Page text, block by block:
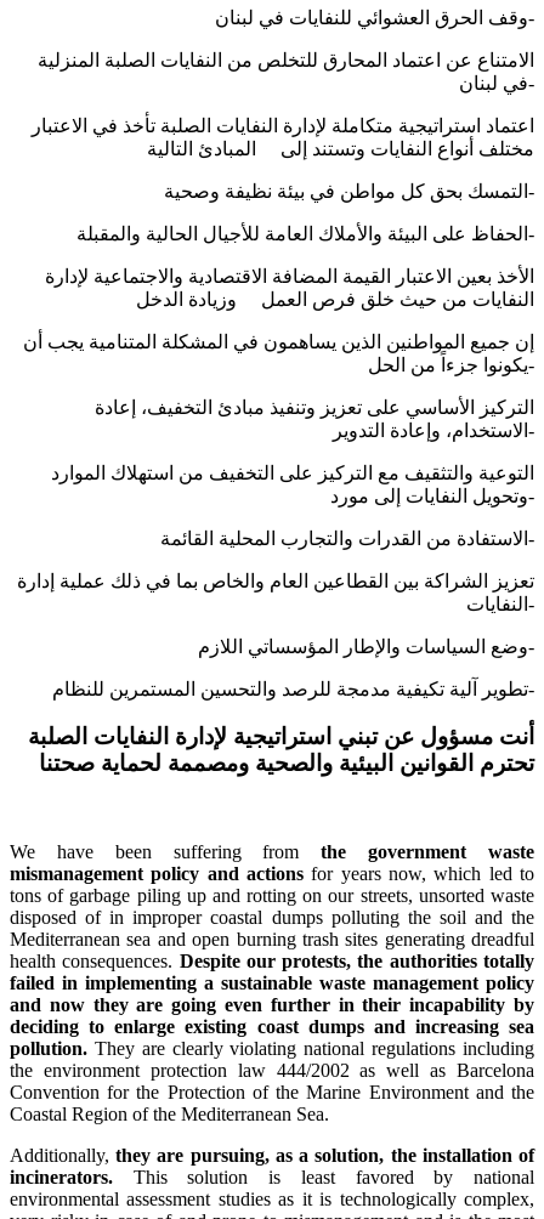
وقف الحرق العشوائي للنفايات في لبنان-
الامتناع عن اعتماد المحارق للتخلص من النفايات الصلبة المنزلية
في لبنان-
مختلف أنواع النفايات وتستند إلى المبادئ التالية
التمسك بحق كل مواطن في بيئة نظيفة وصحية-
الحفاظ على البيئة والأملاك العامة للأجيال الحالية والمقبلة-
النفايات من حيث خلق فرص العمل وزيادة الدخل
يكونوا جزءاً من الحل-
الاستخدام، وإعادة التدوير-
التوعية والتثقيف مع التركيز على التخفيف من استهلاك الموارد
وتحويل النفايات إلى مورد-
الاستفادة من القدرات والتجارب المحلية القائمة-
النفايات-
وضع السیاسات والإطار المؤسساتي اللازم-
تطوير آلية تكيفية مدمجة للرصد والتحسين المستمرين للنظام-
أنت مسؤول عن تبني استراتيجية لإدارة النفايات الصلبة
تحترم القوانين البيئية والصحية ومصممة لحماية صحتنا
We have been suffering fromthe government waste
mismanagement policy and actions for years now, which led to
tons of garbage piling up and rotting on our streets, unsorted waste
disposed of in improper coastal dumps polluting the soil and the
Mediterranean sea and open burning trash sites generating dreadful
health consequences. Despite our protests, the authorities totally
failed in implementing a sustainable waste management policy
and now they are going even further in their incapability by
deciding to enlarge existing coast dumps and increasing sea
pollution. They are clearly violating national regulations including
the environment protection law 444/2002 as well as Barcelona
Convention for the Protection of the Marine Environment and the
Coastal Region of the Mediterranean Sea.
Additionally,they are pursuing, as a solution, the installation of
incinerators. This solution is least favored by national
environmental assessment studies as it is technologically complex,